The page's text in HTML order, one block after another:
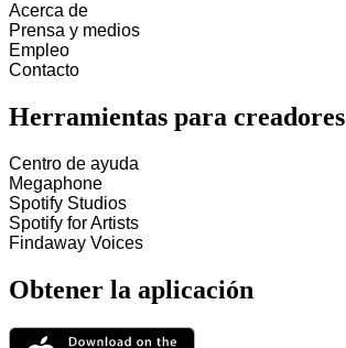
Acerca de
Prensa y medios
Empleo
Contacto
Herramientas para creadores
Centro de ayuda
Megaphone
Spotify Studios
Spotify for Artists
Findaway Voices
Obtener la aplicación